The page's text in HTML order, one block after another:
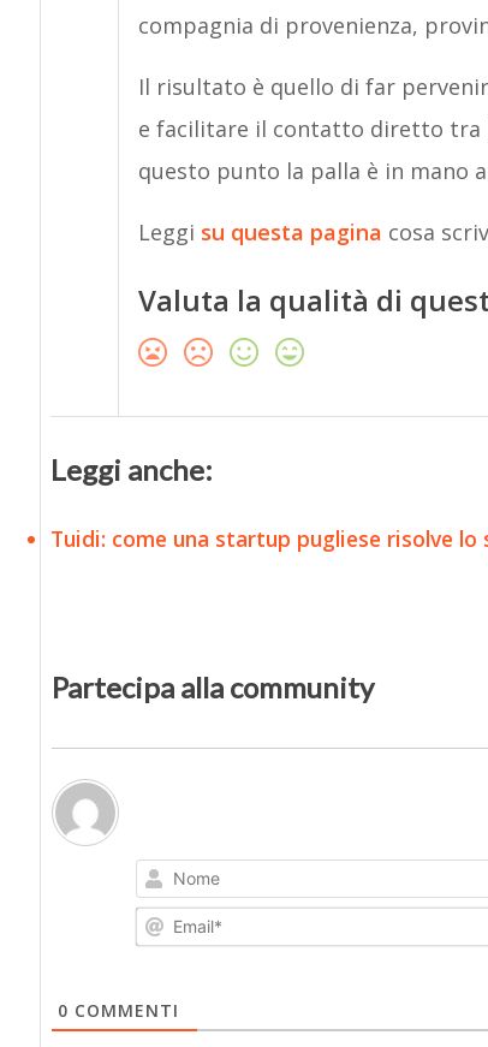
compagnia di provenienza,
Il risultato è quello di far
e facilitare il contatto diretto tra
questo punto la palla è in mano
Leggi su questa pagina cosa
Valuta la qualità di
Leggi anche:
Tuidi: come una startup pugliese risolve
Partecipa alla community
0 COMMENTI